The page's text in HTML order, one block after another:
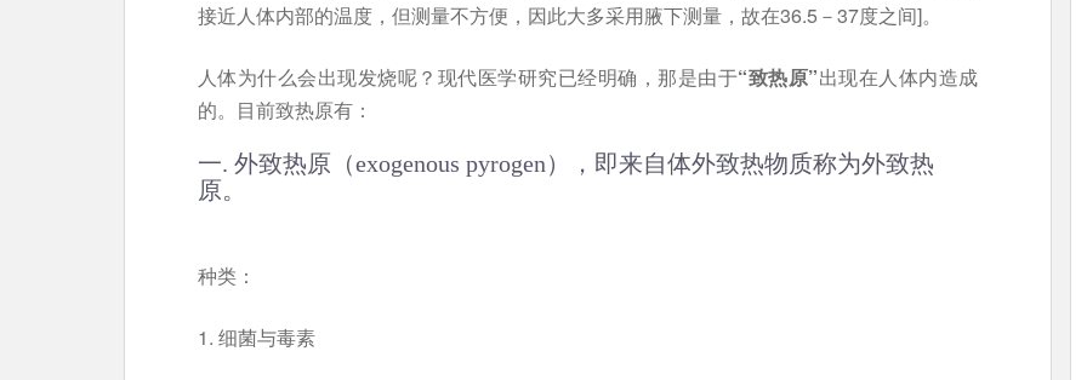
接近人体内部的温度，但测量不方便，因此大多采用腋下测量，故在36.5－37度之间]。
人体为什么会出现发烧呢？现代医学研究已经明确，那是由于“致热原”出现在人体内造成
的。目前致热原有：
一. 外致热原（exogenous pyrogen），即来自体外致热物质称为外致热
原。
种类：
1. 细菌与毒素